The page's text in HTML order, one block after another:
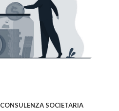
CONSULENZA SOCIETARIA